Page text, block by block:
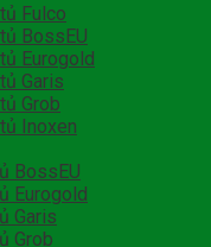
Fulco
BossEU
Eurogold
Garis
Grob
Inoxen
BossEU
Eurogold
Garis
Grob